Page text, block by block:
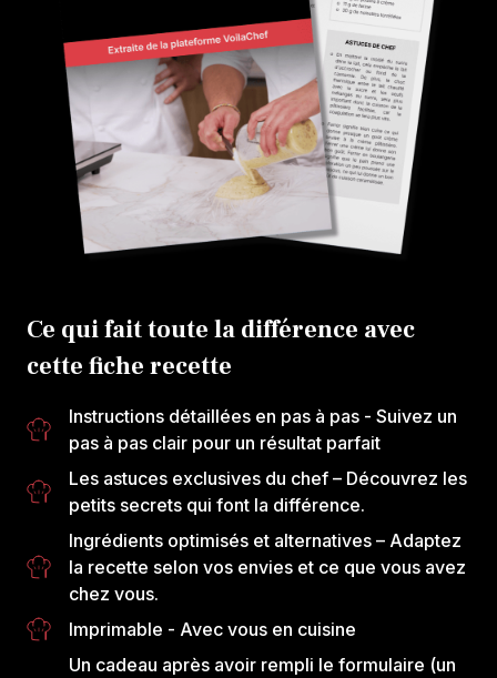
Ce qui fait toute la différence avec
cette fiche recette
Instructions détaillées en pas à pas - Suivez un
pas à pas clair pour un résultat parfait
Les astuces exclusives du chef – Découvrez les
petits secrets qui font la différence.
Ingrédients optimisés et alternatives – Adaptez
la recette selon vos envies et ce que vous avez
chez vous.
Imprimable - Avec vous en cuisine
Un cadeau après avoir rempli le formulaire (un